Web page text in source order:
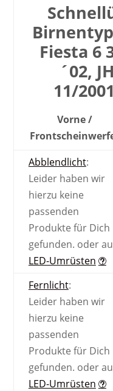
Fiesta 6
´02,
11/
Vorne /
Abblendlicht:
Leider haben wir
hierzu keine
passenden
Produkte für Dich
gefunden. oder
LED-Umrüsten
Fernlicht:
Leider haben wir
hierzu keine
passenden
Produkte für Dich
gefunden. oder
LED-Umrüsten